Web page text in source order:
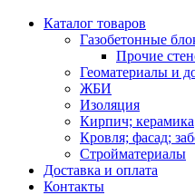
Каталог товаров
Газобетонные
Прочие
Геоматериалы и
ЖБИ
Изоляция
Кирпич; керамика
Кровля; фасад;
Стройматериалы
Доставка и оплата
Контакты